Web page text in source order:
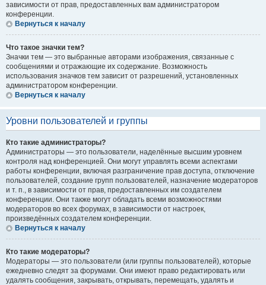
зависимости от прав, предоставленных вам администратором
конференции.
Вернуться к началу
Что такое значки тем?
Значки тем — это выбранные авторами изображения, связанные с
сообщениями и отражающие их содержание. Возможность
использования значков тем зависит от разрешений, установленных
администратором конференции.
Вернуться к началу
Уровни пользователей и группы
Кто такие администраторы?
Администраторы — это пользователи, наделённые высшим уровнем
контроля над конференцией. Они могут управлять всеми аспектами
работы конференции, включая разграничение прав доступа, отключение
пользователей, создание групп пользователей, назначение модераторов
и т. п., в зависимости от прав, предоставленных им создателем
конференции. Они также могут обладать всеми возможностями
модераторов во всех форумах, в зависимости от настроек,
произведённых создателем конференции.
Вернуться к началу
Кто такие модераторы?
Модераторы — это пользователи (или группы пользователей), которые
ежедневно следят за форумами. Они имеют право редактировать или
удалять сообщения, закрывать, открывать, перемещать, удалять и